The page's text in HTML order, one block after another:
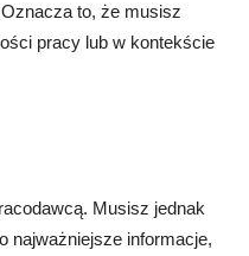
to, że musisz
pracy lub w kontekście
Musisz jednak
najważniejsze informacje,